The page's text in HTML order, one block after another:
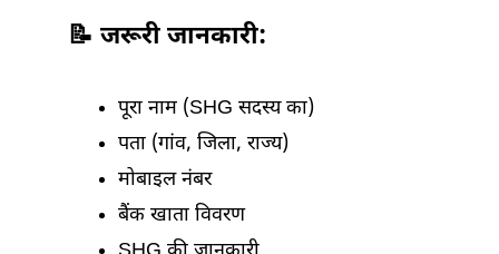
📝 जरूरी जानकारी:
पूरा नाम (SHG सदस्य का)
पता (गांव, जिला, राज्य)
मोबाइल नंबर
बैंक खाता विवरण